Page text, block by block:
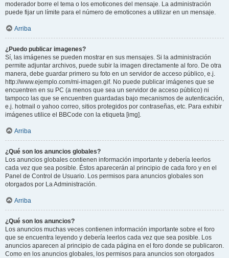
moderador borre el tema o los emoticones del mensaje. La administración
puede fijar un límite para el número de emoticones a utilizar en un mensaje.
Arriba
¿Puedo publicar imagenes?
Sí, las imágenes se pueden mostrar en sus mensajes. Si la administración
permite adjuntar archivos, puede subir la imagen directamente al foro. De otra
manera, debe guardar primero su foto en un servidor de acceso público, e.j.
http://www.ejemplo.com/mi-imagen.gif. No puede publicar imágenes que se
encuentren en su PC (a menos que sea un servidor de acceso público) ni
tampoco las que se encuentren guardadas bajo mecanismos de autenticación,
e.j. hotmail o yahoo correo, sitios protegidos por contraseñas, etc. Para exhibir
imágenes utilice el BBCode con la etiqueta [img].
Arriba
¿Qué son los anuncios globales?
Los anuncios globales contienen información importante y debería leerlos
cada vez que sea posible. Éstos aparecerán al principio de cada foro y en el
Panel de Control de Usuario. Los permisos para anuncios globales son
otorgados por La Administración.
Arriba
¿Qué son los anuncios?
Los anuncios muchas veces contienen información importante sobre el foro
que se encuentra leyendo y debería leerlos cada vez que sea posible. Los
anuncios aparecen al principio de cada página en el foro donde se publicaron.
Como en los anuncios globales, los permisos para anuncios son otorgados